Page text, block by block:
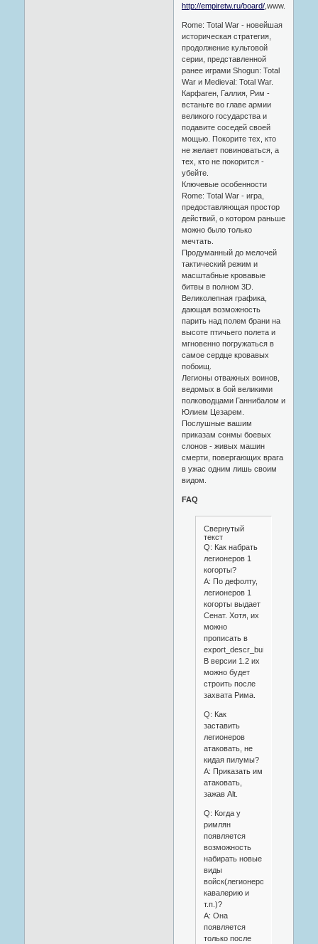
http://empiretw.ru/board/
Rome: Total War - новейшая
историческая стратегия,
продолжение культовой
серии, представленной
ранее играми Shogun: Total
War и Medieval: Total War.
Карфаген, Галлия, Рим -
встаньте во главе армии
великого государства и
подавите соседей своей
мощью. Покорите тех, кто
не желает повиноваться, а
тех, кто не покорится -
убейте.
Ключевые особенности
Rome: Total War - игра,
предоставляющая простор
действий, о котором раньше
можно было только
мечтать.
Продуманный до мелочей
тактический режим и
масштабные кровавые
битвы в полном 3D.
Великолепная графика,
дающая возможность
парить над полем брани на
высоте птичьего полета и
мгновенно погружаться в
самое сердце кровавых
побоищ.
Легионы отважных воинов,
ведомых в бой великими
полководцами Ганнибалом и
Юлием Цезарем.
Послушные вашим
приказам сонмы боевых
слонов - живых машин
смерти, повергающих врага
в ужас одним лишь своим
видом.
FAQ
Свернутый
текст
Q: Как набрать
легионеров 1
когорты?
A: По дефолту,
легионеров 1
когорты выдает
Сенат. Хотя, их
можно
прописать в
export_descr_buildings.txt.
В версии 1.2 их
можно будет
строить после
захвата Рима.
Q: Как
заставить
легионеров
атаковать, не
кидая пилумы?
A: Приказать им
атаковать,
зажав Alt.
Q: Когда у
римлян
появляется
возможность
набирать новые
виды
войск(легионеров,
кавалерию и
т.п.)?
A: Она
появляется
только после